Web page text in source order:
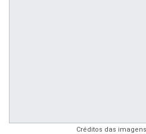
Créditos das